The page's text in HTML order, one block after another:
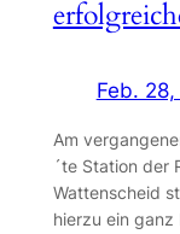
Feb. 28,
Am
´te Station der
Wattenscheid
hierzu ein ganz